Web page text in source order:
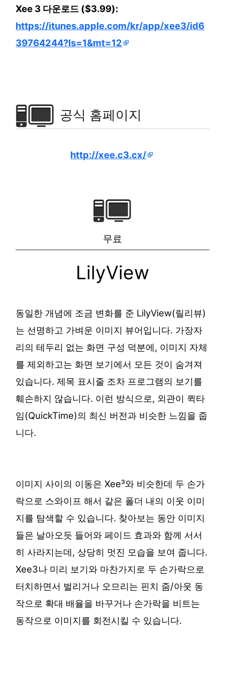
Xee 3 다운로드 ($3.99):
https://itunes.apple.com/kr/app/xee3/id6
39764244?ls=1&mt=12
공식 홈페이지
http://xee.c3.cx/
무료
LilyView
동일한 개념에 조금 변화를 준 LilyView(릴리뷰)
는 선명하고 가벼운 이미지 뷰어입니다. 가장자
리의 테두리 없는 화면 구성 덕분에, 이미지 자체
를 제외하고는 화면 보기에서 모든 것이 숨겨져
있습니다. 제목 표시줄 조차 프로그램의 보기를
훼손하지 않습니다. 이런 방식으로, 외관이 퀵타
임(QuickTime)의 최신 버전과 비슷한 느낌을 줍
니다.
이미지 사이의 이동은 Xee³와 비슷한데 두 손가
락으로 스와이프 해서 같은 폴더 내의 이웃 이미
지를 탐색할 수 있습니다. 찾아보는 동안 이미지
들은 날아오듯 들어와 페이드 효과와 함께 서서
히 사라지는데, 상당히 멋진 모습을 보여 줍니다.
Xee3나 미리 보기와 마찬가지로 두 손가락으로
터치하면서 벌리거나 오므리는 핀치 줌/아웃 동
작으로 확대 배율을 바꾸거나 손가락을 비트는
동작으로 이미지를 회전시킬 수 있습니다.